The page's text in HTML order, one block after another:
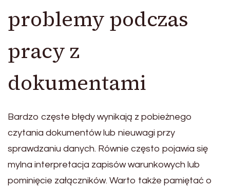
problemy podczas
pracy z
dokumentami
Bardzo częste błędy wynikają z pobieżnego
czytania dokumentów lub nieuwagi przy
sprawdzaniu danych. Równie często pojawia się
mylna interpretacja zapisów warunkowych lub
pominięcie załączników. Warto także pamiętać o